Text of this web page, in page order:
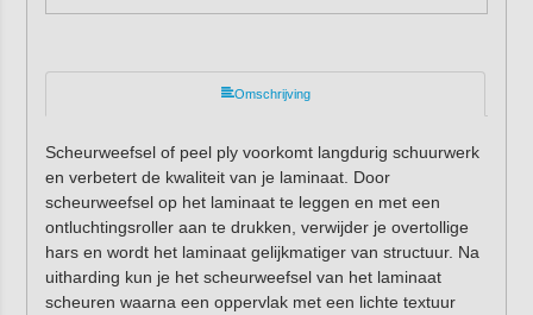
Omschrijving
Scheurweefsel of peel ply voorkomt langdurig schuurwerk
en verbetert de kwaliteit van je laminaat. Door
scheurweefsel op het laminaat te leggen en met een
ontluchtingsroller aan te drukken, verwijder je overtollige
hars en wordt het laminaat gelijkmatiger van structuur. Na
uitharding kun je het scheurweefsel van het laminaat
scheuren waarna een oppervlak met een lichte textuur